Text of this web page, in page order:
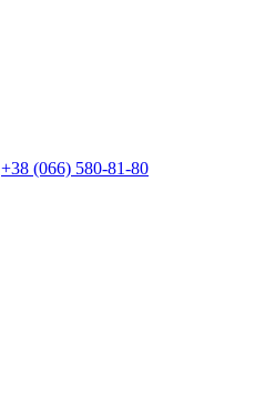
+38 (066) 580-81-80